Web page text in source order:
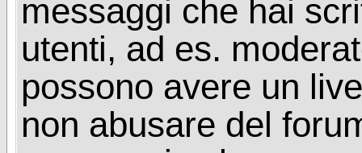
messaggi che hai
utenti, ad es.
possono avere un
non abusare del